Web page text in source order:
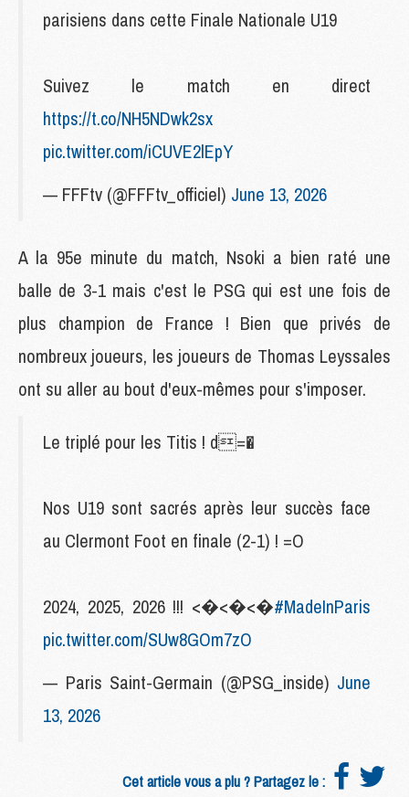
parisiens dans cette Finale Nationale U19
Suivez le match en direct
https://t.co/NH5NDwk2sx
pic.twitter.com/iCUVE2lEpY
— FFFtv (@FFFtv_officiel) June 13, 2026
A la 95e minute du match, Nsoki a bien raté une
balle de 3-1 mais c'est le PSG qui est une fois de
plus champion de France ! Bien que privés de
nombreux joueurs, les joueurs de Thomas Leyssales
ont su aller au bout d'eux-mêmes pour s'imposer.
Le triplé pour les Titis ! d=�
Nos U19 sont sacrés après leur succès face
au Clermont Foot en finale (2-1) ! =O
2024, 2025, 2026 !!! <�<�<�#MadeInParis
pic.twitter.com/SUw8GOm7zO
— Paris Saint-Germain (@PSG_inside) June
13, 2026
Cet article vous a plu ? Partagez le :